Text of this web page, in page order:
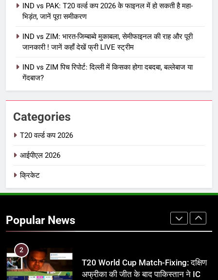
IND vs PAK: T20 वर्ल्ड कप 2026 के फाइनल में हो सकती है महा-
भिड़ंत, जानें पूरा समीकरण
IND vs ZIM: भारत-जिम्बाब्वे मुकाबला, सेमीफाइनल की राह और पूरी
जानकारी ! जानें कहाँ देखें फ्री LIVE स्ट्रीम
IND vs ZIM पिच रिपोर्ट: दिल्ली में किसका होगा दबदबा, बल्लेबाज या
गेंदबाज?
Categories
T20 वर्ल्ड कप 2026
आईपीएल 2026
क्रिकेट
Popular News
IPL टीम के मालिक: फ्रेंचाइजी के पीछे की
असली ताकत
आईपीएल 2026 क्रिकेट
IPL इतिहास की सबसे असफल टीमें: एक
8
अर्जुन तेंदुलकर की पत्नी सानिया चंडोक:
उम्र, परिवार, करियर और शादी से जुड़ी हर
2
T20 World Cup Match-Fixing: दक्षिण
अफ्रीका की जीत के बाद पाकिस्तान ने ICC